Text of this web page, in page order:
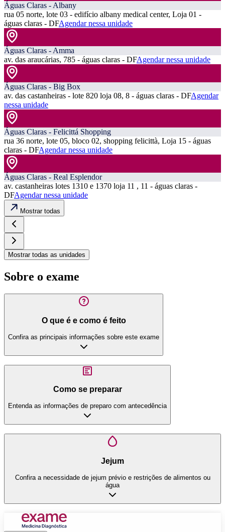
Águas Claras - Albany
rua 05 norte, lote 03 - edifício albany medical center, Loja 01 -
águas claras - DFAgendar nessa unidade
Águas Claras - Amma
av. das araucárias, 785 - águas claras - DFAgendar nessa unidade
Águas Claras - Big Box
av. das castanheiras - lote 820 loja 08, 8 - águas claras - DFAgendar
nessa unidade
Águas Claras - Felicittá Shopping
rua 36 norte, lote 05, bloco 02, shopping felicittà, Loja 15 - águas
claras - DFAgendar nessa unidade
Águas Claras - Real Esplendor
av. castanheiras lotes 1310 e 1370 loja 11 , 11 - águas claras -
DFAgendar nessa unidade
Mostrar todas
Mostrar todas as unidades
Sobre o exame
O que é e como é feito
Confira as principais informações sobre este exame
Como se preparar
Entenda as informações de preparo com antecedência
Jejum
Confira a necessidade de jejum prévio e restrições de alimentos ou
água